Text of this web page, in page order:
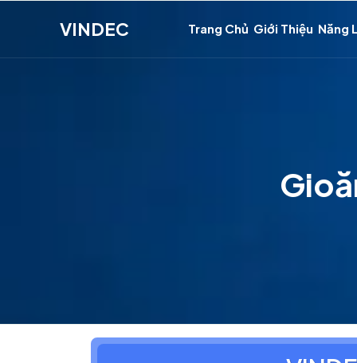
VINDEC Trang Chủ Giới Thiệu Năng